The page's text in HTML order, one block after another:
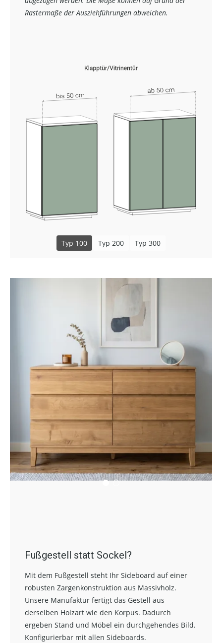
Rastermaße der Ausziehführungen abweichen.
Typ 100 Typ 200 Typ 300
Fußgestell statt Sockel?
Mit dem Fußgestell steht Ihr Sideboard auf einer
robusten Zargenkonstruktion aus Massivholz.
Unsere Manufaktur fertigt das Gestell aus
derselben Holzart wie den Korpus. Dadurch
ergeben Stand und Möbel ein durchgehendes Bild.
Konfigurierbar mit allen Sideboards.